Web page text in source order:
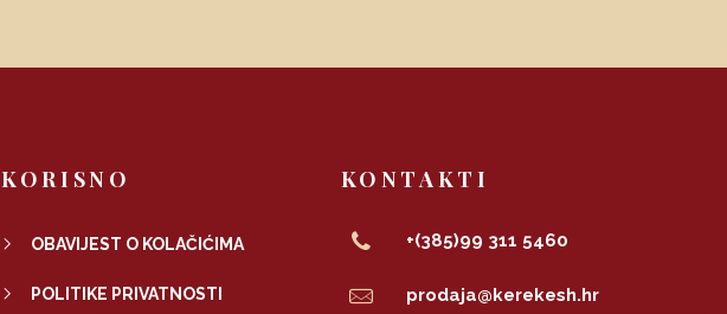
KORISNO
OBAVIJEST O KOLAČIĆIMA
POLITIKE PRIVATNOSTI
KONTAKTI
+(385)99 311 5460
prodaja@kerekesh.hr